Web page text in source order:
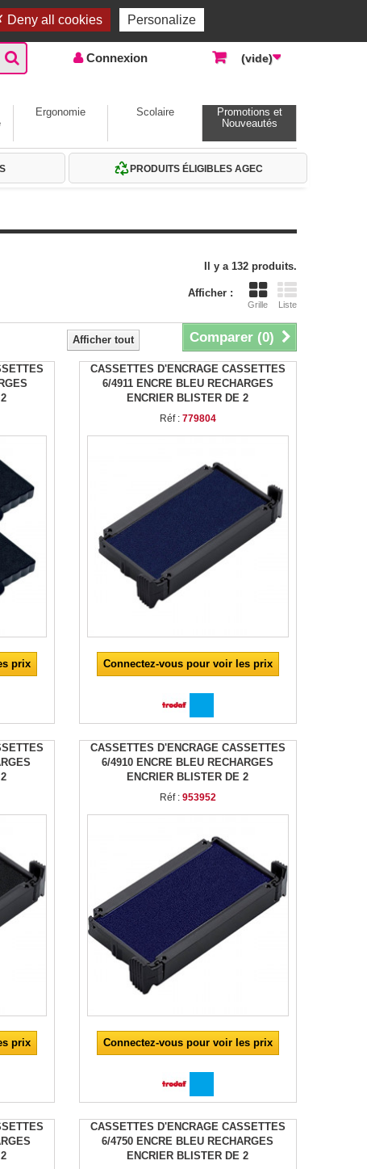
Accueil | Contactez-nous
Connexion (vide)
Ergonomie Scolaire
Promotions et
Nouveautés
PRODUITS ÉLIGIBLES AGEC
Il y a 132 produits.
Afficher :
Grille Liste
Comparer (0)
Afficher tout
prix
CASSETTES D'ENCRAGE CASSETTES
6/4911 ENCRE BLEU RECHARGES
ENCRIER BLISTER DE 2
Réf : 779804
Connectez-vous pour voir les prix
prix
CASSETTES D'ENCRAGE CASSETTES
6/4910 ENCRE BLEU RECHARGES
ENCRIER BLISTER DE 2
Réf : 953952
Connectez-vous pour voir les prix
CASSETTES D'ENCRAGE CASSETTES
6/4750 ENCRE BLEU RECHARGES
ENCRIER BLISTER DE 2
Deny all cookies Personalize